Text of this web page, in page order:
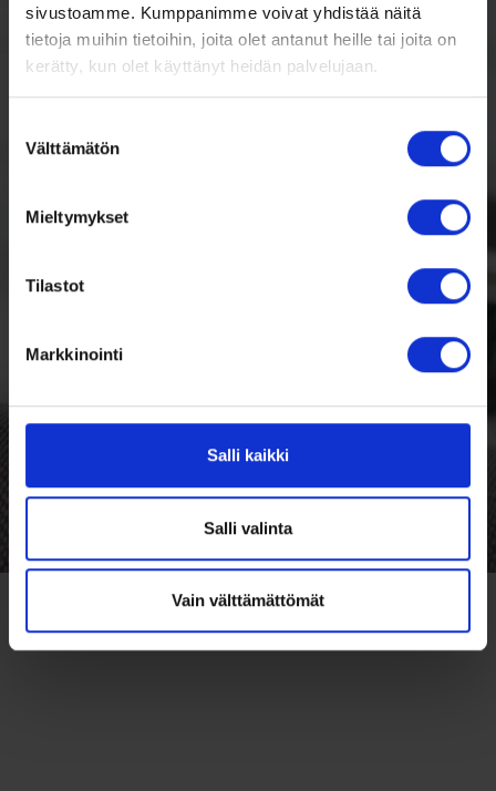
sivustoamme. Kumppanimme voivat yhdistää näitä
tietoja muihin tietoihin, joita olet antanut heille tai joita on
kerätty, kun olet käyttänyt heidän palvelujaan.
valinta
Välttämätön
Mieltymykset
Tilastot
Markkinointi
Salli kaikki
Salli valinta
Vain välttämättömät